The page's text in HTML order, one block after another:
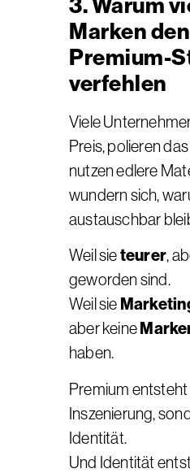
3. Warum
Marken den
Premium-
verfehlen
Viele
Preis, polieren
nutzen edlere
wundern sich,
austauschbar
Weil sieteurer,
geworden sind.
Weil sie
aber keine
haben.
Premium
Inszenierung,
Identität.
Und Identität